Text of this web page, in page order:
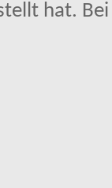
hat.